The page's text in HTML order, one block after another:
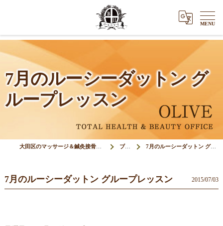
7月のルーシーダットン グ
ループレッスン
大田区のマッサージ＆鍼灸接骨院オリーブ(Olive) ブログ 7月のルーシーダットン グループレッスン
7月のルーシーダットン グループレッスン 2015/07/03